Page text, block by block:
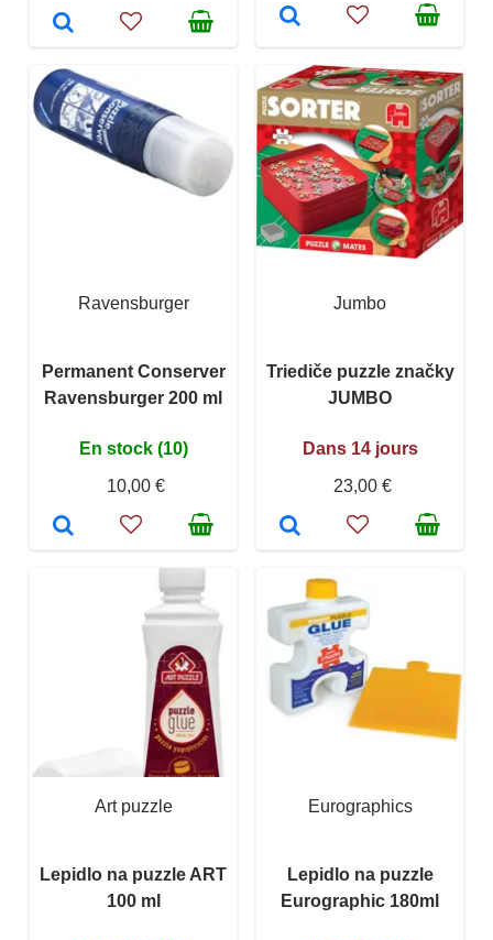
Ravensburger
Permanent Conserver
Ravensburger 200 ml
En stock (10)
10,00 €
Jumbo
Triediče puzzle značky
JUMBO
Dans 14 jours
23,00 €
Art puzzle
Lepidlo na puzzle ART
100 ml
Eurographics
Lepidlo na puzzle
Eurographic 180ml